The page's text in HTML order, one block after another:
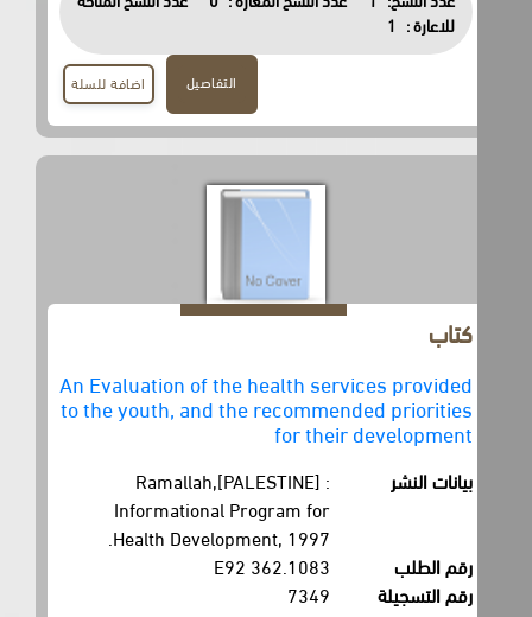
للاعارة :
1
اضافة للسلة
An Evaluation of the health services provided
to the youth, and the recommended priorities
for their development
بيانات النشر
Ramallah,[PALESTINE] :
Informational Program for
Health Development, 1997.
رقم الطلب
362.1083 E92
رقم التسجيلة
7349